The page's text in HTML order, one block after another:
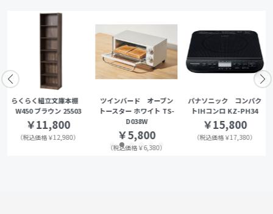
らくらく組立文庫本棚
W450 ブラウン 25503
￥11,800
（税込価格￥12,980）
ツインバード オーブン
トースター ホワイト TS-
D038W
￥5,800
（税込価格￥6,380）
パナソニック コンパク
トIHコンロ KZ-PH34
￥15,800
（税込価格￥17,380）